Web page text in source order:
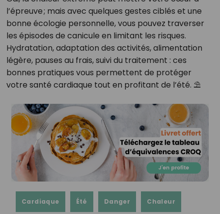
l’épreuve ; mais avec quelques gestes ciblés et une
bonne écologie personnelle, vous pouvez traverser
les épisodes de canicule en limitant les risques.
Hydratation, adaptation des activités, alimentation
légère, pauses au frais, suivi du traitement : ces
bonnes pratiques vous permettent de protéger
votre santé cardiaque tout en profitant de l’été. ⛱️
Cardiaque Été Danger Chaleur